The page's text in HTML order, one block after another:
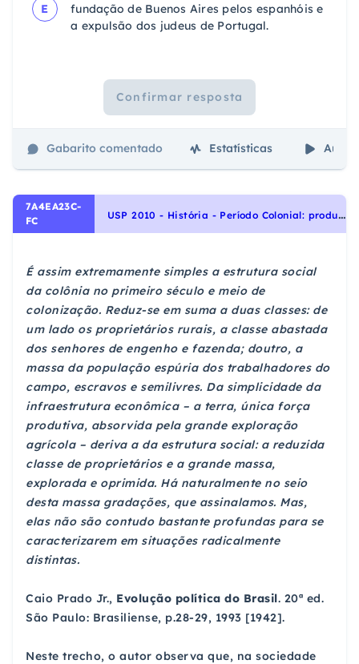
E
fundação de Buenos Aires pelos espanhóis e
a expulsão dos judeus de Portugal.
Confirmar resposta
Gabarito comentado Estatísticas Aulas
7A4EA23C-
FC
U
SP 2010 - História - Período Colonial: produção de riqueza e escravismo, História do Brasil
É assim extremamente simples a estrutura social
da colônia no primeiro século e meio de
colonização. Reduz-se em suma a duas classes: de
um lado os proprietários rurais, a classe abastada
dos senhores de engenho e fazenda; doutro, a
massa da população espúria dos trabalhadores do
campo, escravos e semilivres. Da simplicidade da
infraestrutura econômica – a terra, única força
produtiva, absorvida pela grande exploração
agrícola – deriva a da estrutura social: a reduzida
classe de proprietários e a grande massa,
explorada e oprimida. Há naturalmente no seio
desta massa gradações, que assinalamos. Mas,
elas não são contudo bastante profundas para se
caracterizarem em situações radicalmente
distintas.
Caio Prado Jr., Evolução política do Brasil. 20ª ed.
São Paulo: Brasiliense, p.28-29, 1993 [1942].
Neste trecho, o autor observa que, na sociedade